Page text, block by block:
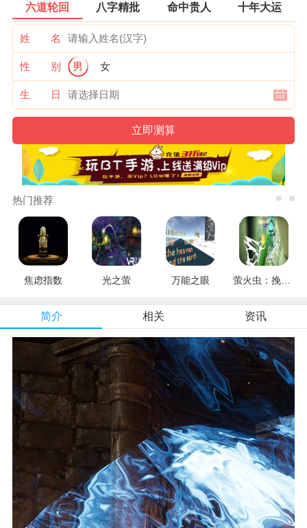
六道轮回 八字精批 命中贵人 十年大运
姓 名
性 别 男 女
生 日
热门推荐
焦虑指数 光之萤 万能之眼
简介 相关 资讯